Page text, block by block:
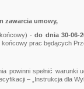
zawarcia umowy,
końcowy) -do dnia 30-06-
prac będących
powinni spełnić warunki
– „Instrukcja dla